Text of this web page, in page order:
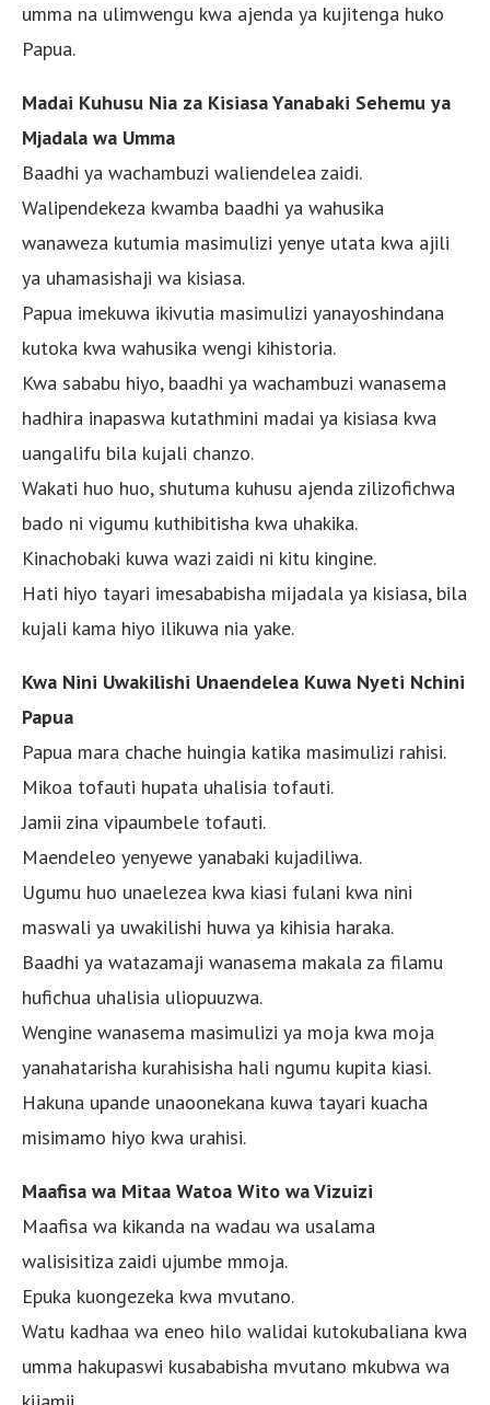
umma na ulimwengu kwa ajenda ya kujitenga huko
Papua.
Madai Kuhusu Nia za Kisiasa Yanabaki Sehemu ya
Mjadala wa Umma
Baadhi ya wachambuzi waliendelea zaidi.
Walipendekeza kwamba baadhi ya wahusika
wanaweza kutumia masimulizi yenye utata kwa ajili
ya uhamasishaji wa kisiasa.
Papua imekuwa ikivutia masimulizi yanayoshindana
kutoka kwa wahusika wengi kihistoria.
Kwa sababu hiyo, baadhi ya wachambuzi wanasema
hadhira inapaswa kutathmini madai ya kisiasa kwa
uangalifu bila kujali chanzo.
Wakati huo huo, shutuma kuhusu ajenda zilizofichwa
bado ni vigumu kuthibitisha kwa uhakika.
Kinachobaki kuwa wazi zaidi ni kitu kingine.
Hati hiyo tayari imesababisha mijadala ya kisiasa, bila
kujali kama hiyo ilikuwa nia yake.
Kwa Nini Uwakilishi Unaendelea Kuwa Nyeti Nchini
Papua
Papua mara chache huingia katika masimulizi rahisi.
Mikoa tofauti hupata uhalisia tofauti.
Jamii zina vipaumbele tofauti.
Maendeleo yenyewe yanabaki kujadiliwa.
Ugumu huo unaelezea kwa kiasi fulani kwa nini
maswali ya uwakilishi huwa ya kihisia haraka.
Baadhi ya watazamaji wanasema makala za filamu
hufichua uhalisia uliopuuzwa.
Wengine wanasema masimulizi ya moja kwa moja
yanahatarisha kurahisisha hali ngumu kupita kiasi.
Hakuna upande unaoonekana kuwa tayari kuacha
misimamo hiyo kwa urahisi.
Maafisa wa Mitaa Watoa Wito wa Vizuizi
Maafisa wa kikanda na wadau wa usalama
walisisitiza zaidi ujumbe mmoja.
Epuka kuongezeka kwa mvutano.
Watu kadhaa wa eneo hilo walidai kutokubaliana kwa
umma hakupaswi kusababisha mvutano mkubwa wa